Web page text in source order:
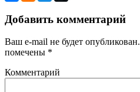
Добавить комментарий
Ваш e-mail не будет опубликован.
помечены *
Комментарий